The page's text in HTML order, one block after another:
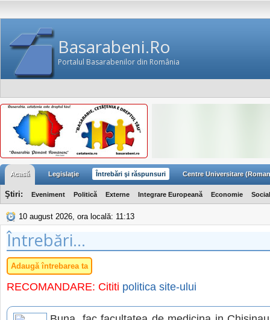
Basarabeni.Ro
Portalul Basarabenilor din România
Acasă Legislaţie Întrebări şi răspunsuri Centre Universitare
Ştiri: Eveniment Politică Externe Integrare Europeană Economie Social
10 august 2026, ora locală: 11:13
Întrebări...
Adaugă întrebarea ta
RECOMANDARE: Cititi politica site-ului